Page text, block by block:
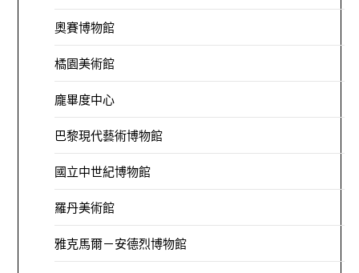
奧賽博物館
橘園美術館
龐畢度中心
巴黎現代藝術博物館
國立中世紀博物館
羅丹美術館
雅克馬爾－安德烈博物館